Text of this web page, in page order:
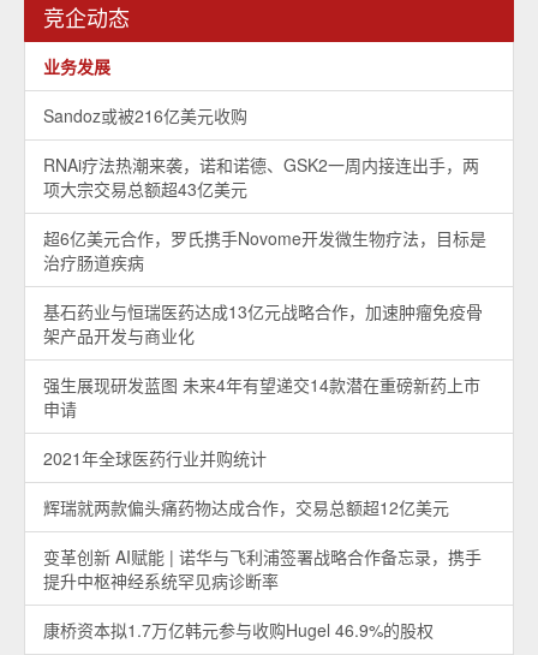
竞企动态
业务发展
Sandoz或被216亿美元收购
RNAi疗法热潮来袭，诺和诺德、GSK2一周内接连出手，两
项大宗交易总额超43亿美元
超6亿美元合作，罗氏携手Novome开发微生物疗法，目标是
治疗肠道疾病
基石药业与恒瑞医药达成13亿元战略合作，加速肿瘤免疫骨
架产品开发与商业化
强生展现研发蓝图 未来4年有望递交14款潜在重磅新药上市
申请
2021年全球医药行业并购统计
辉瑞就两款偏头痛药物达成合作，交易总额超12亿美元
变革创新 AI赋能 | 诺华与飞利浦签署战略合作备忘录，携手
提升中枢神经系统罕见病诊断率
康桥资本拟1.7万亿韩元参与收购Hugel 46.9%的股权